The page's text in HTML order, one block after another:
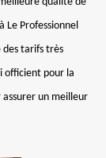
Le Professionnel
des tarifs très
officient pour la
assurer un meilleur